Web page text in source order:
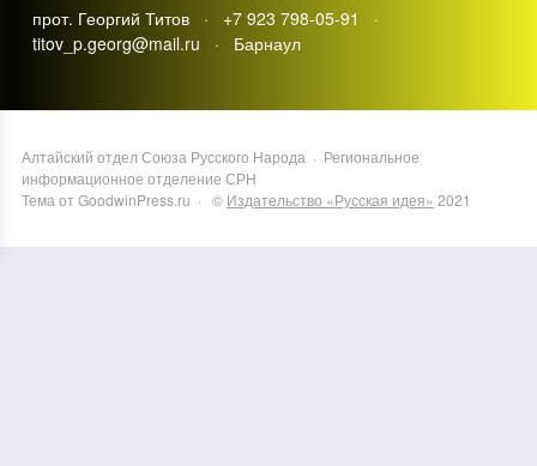
прот. Георгий Титов · +7 923 798-05-91 ·
titov_p.georg@mail.ru · Барнаул
Алтайский отдел Союза Русского Народа · Региональное
информационное отделение СРН
Тема от GoodwinPress.ru · © Издательство «Русская идея» 2021